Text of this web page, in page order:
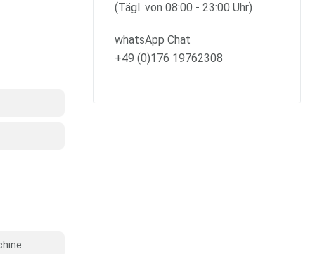
(Tägl. von 08:00 - 23:00 Uhr)
whatsApp Chat
+49 (0)176 19762308